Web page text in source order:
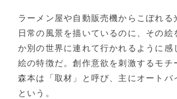
ラーメン屋や自動販売機からこぼれる
日常の風景を描いているのに、その絵
か別の世界に連れて行かれるように感
絵の特徴だ。創作意欲を刺激するモチ
森本は「取材」と呼び、主にオートバ
という。